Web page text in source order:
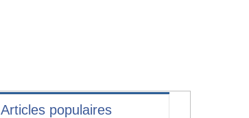
Articles populaires